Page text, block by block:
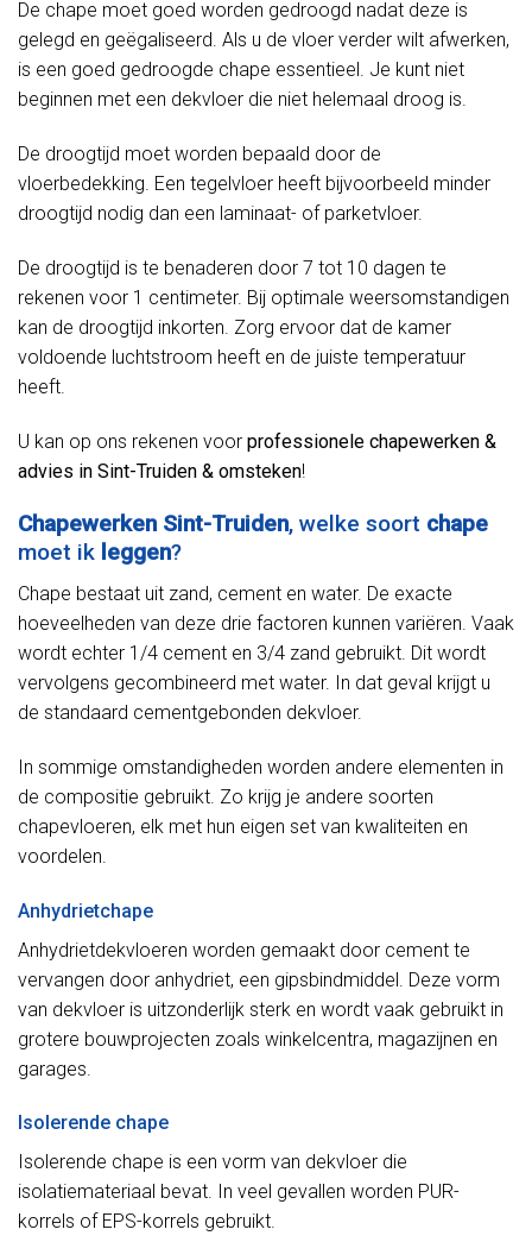
De chape moet goed worden gedroogd nadat deze is
gelegd en geëgaliseerd. Als u de vloer verder wilt afwerken,
is een goed gedroogde chape essentieel. Je kunt niet
beginnen met een dekvloer die niet helemaal droog is.
De droogtijd moet worden bepaald door de
vloerbedekking. Een tegelvloer heeft bijvoorbeeld minder
droogtijd nodig dan een laminaat- of parketvloer.
De droogtijd is te benaderen door 7 tot 10 dagen te
rekenen voor 1 centimeter. Bij optimale weersomstandigen
kan de droogtijd inkorten. Zorg ervoor dat de kamer
voldoende luchtstroom heeft en de juiste temperatuur
heeft.
U kan op ons rekenen voor professionele chapewerken &
advies in Sint-Truiden & omsteken!
Chapewerken Sint-Truiden, welke soort chape
moet ik leggen?
Chape bestaat uit zand, cement en water. De exacte
hoeveelheden van deze drie factoren kunnen variëren. Vaak
wordt echter 1/4 cement en 3/4 zand gebruikt. Dit wordt
vervolgens gecombineerd met water. In dat geval krijgt u
de standaard cementgebonden dekvloer.
In sommige omstandigheden worden andere elementen in
de compositie gebruikt. Zo krijg je andere soorten
chapevloeren, elk met hun eigen set van kwaliteiten en
voordelen.
Anhydrietchape
Anhydrietdekvloeren worden gemaakt door cement te
vervangen door anhydriet, een gipsbindmiddel. Deze vorm
van dekvloer is uitzonderlijk sterk en wordt vaak gebruikt in
grotere bouwprojecten zoals winkelcentra, magazijnen en
garages.
Isolerende chape
Isolerende chape is een vorm van dekvloer die
isolatiemateriaal bevat. In veel gevallen worden PUR-
korrels of EPS-korrels gebruikt.